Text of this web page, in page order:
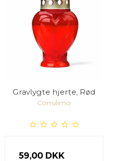
Gravlygte hjerte, Rød
Consilimo
59,00 DKK